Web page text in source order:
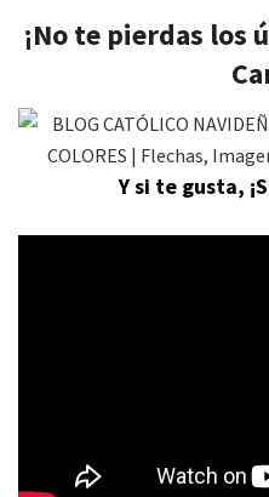
¡No te pierdas los
Y si te gusta,